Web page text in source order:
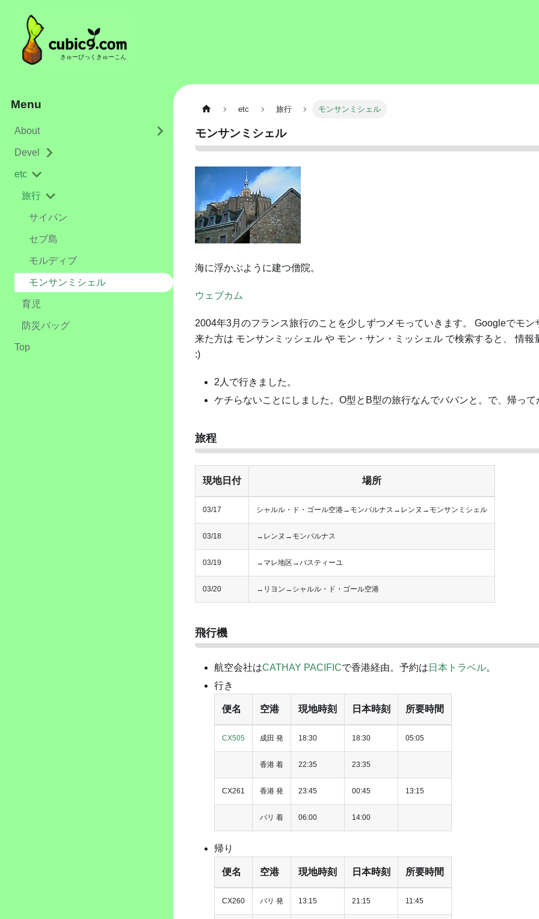
きゅーびっくきゅーこん
Menu
About
Devel
etc
旅行
サイパン
セブ島
モルディブ
モンサンミシェル
育児
防災バッグ
Top
etc 旅行 モンサンミシェル
モンサンミシェル
海に浮かぶように建つ僧院。
ウェブカム
2004年3月のフランス旅行のことを少しずつメモっていきます。 Googleでモン
来た方は モンサンミッシェル や モン・サン・ミッシェル で検索すると、 情報
:)
2人で行きました。
ケチらないことにしました。O型とB型の旅行なんでババンと。で、帰って
旅程
現地日付 場所
03/17 シャルル・ド・ゴール空港→モンパルナス→レンヌ→モンサンミシェル
03/18 →レンヌ→モンパルナス
03/19 →マレ地区→バスティーユ
03/20 →リヨン→シャルル・ド・ゴール空港
飛行機
航空会社はCATHAY PACIFICで香港経由。予約は 日本トラベル。
行き
便名 空港 現地時刻 日本時刻 所要時間
CX505 成田 発 18:30 18:30 05:05
香港 着 22:35 23:35
CX261 香港 発 23:45 00:45 13:15
パリ 着 06:00 14:00
帰り
便名 空港 現地時刻 日本時刻 所要時間
CX260 パリ 発 13:15 21:15 11:45